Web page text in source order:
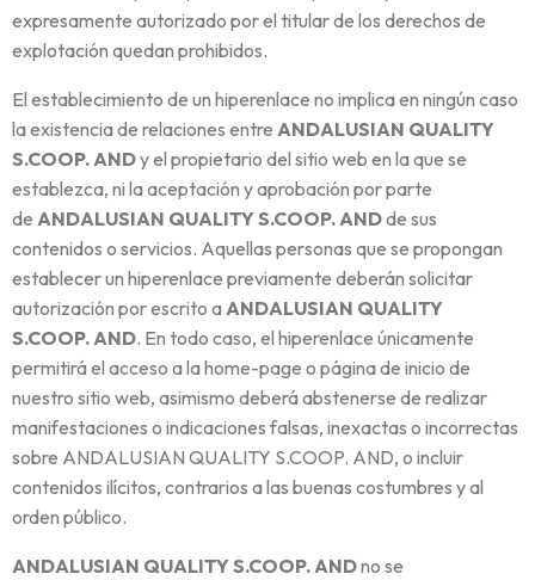
expresamente autorizado por el titular de los derechos de
explotación quedan prohibidos.
El establecimiento de un hiperenlace no implica en ningún caso
la existencia de relaciones entre ANDALUSIAN QUALITY
S.COOP. ANDy el propietario del sitio web en la que se
establezca, ni la aceptación y aprobación por parte
de ANDALUSIAN QUALITY S.COOP. ANDde sus
contenidos o servicios. Aquellas personas que se propongan
establecer un hiperenlace previamente deberán solicitar
autorización por escrito aANDALUSIAN QUALITY
S.COOP. AND. En todo caso, el hiperenlace únicamente
permitirá el acceso a la home-page o página de inicio de
nuestro sitio web, asimismo deberá abstenerse de realizar
manifestaciones o indicaciones falsas, inexactas o incorrectas
sobre ANDALUSIAN QUALITY S.COOP. AND, o incluir
contenidos ilícitos, contrarios a las buenas costumbres y al
orden público.
ANDALUSIAN QUALITY S.COOP. ANDno se